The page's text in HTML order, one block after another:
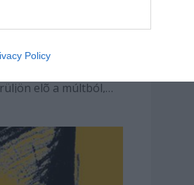
Policy
fordítson mindannak,
elõ a múltból,